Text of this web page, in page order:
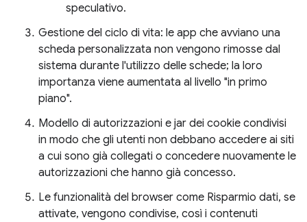
speculativo.
Gestione del ciclo di vita: le app che avviano una
scheda personalizzata non vengono rimosse dal
sistema durante l'utilizzo delle schede; la loro
importanza viene aumentata al livello "in primo
piano".
Modello di autorizzazioni e jar dei cookie condivisi
in modo che gli utenti non debbano accedere ai siti
a cui sono già collegati o concedere nuovamente le
autorizzazioni che hanno già concesso.
Le funzionalità del browser come Risparmio dati, se
attivate, vengono condivise, così i contenuti